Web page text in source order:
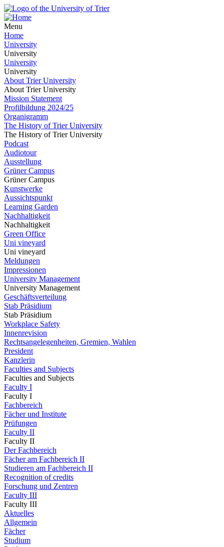
Menu
Home
University
University
University
University
About Trier University
About Trier University
Mission Statement
Profilbildung 2024/25
Organigramm
The History of Trier University
The History of Trier University
Podcast
Audiotour
Ausstellung
Grüner Campus
Grüner Campus
Kunstwerke
Aussichtspunkt
Learning Garden
Nachhaltigkeit
Nachhaltigkeit
Green Office
Uni vineyard
Uni vineyard
Meldungen
Impressionen
University Management
University Management
Geschäftsverteilung
Stab Präsidium
Stab Präsidium
Workplace Safety
Innenrevision
Rechtsangelegenheiten, Gremien, Wahlen
President
Kanzlerin
Faculties and Subjects
Faculties and Subjects
Faculty I
Faculty I
Fachbereich
Fächer und Institute
Prüfungen
Faculty II
Faculty II
Der Fachbereich
Fächer am Fachbereich II
Studieren am Fachbereich II
Recognition of credits
Forschung und Zentren
Faculty III
Faculty III
Aktuelles
Allgemein
Fächer
Studium